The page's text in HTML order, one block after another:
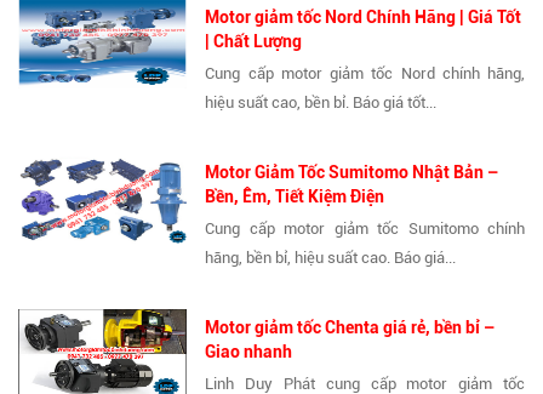
Motor giảm tốc Nord Chính Hãng | Giá Tốt
| Chất Lượng
Cung cấp motor giảm tốc Nord chính hãng,
hiệu suất cao, bền bỉ. Báo giá tốt...
Motor Giảm Tốc Sumitomo Nhật Bản –
Bền, Êm, Tiết Kiệm Điện
Cung cấp motor giảm tốc Sumitomo chính
hãng, bền bỉ, hiệu suất cao. Báo giá...
Motor giảm tốc Chenta giá rẻ, bền bỉ –
Giao nhanh
Linh Duy Phát cung cấp motor giảm tốc